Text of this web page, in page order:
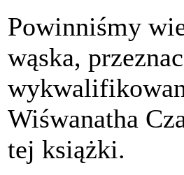
Powinniśmy
wąska,
Wiśwanatha
tej książki.